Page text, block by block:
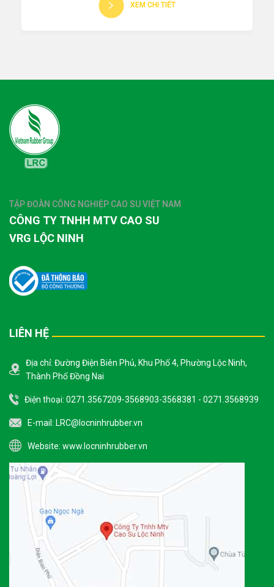
XEM CHI TIẾT
TẬP ĐOÀN CÔNG NGHIỆP CAO SU VIỆT NAM
CÔNG TY TNHH MTV CAO SU
VRG LỘC NINH
LIÊN HỆ
Địa chỉ: Đường Điện Biên Phủ, Khu Phố 4, Phường Lộc Ninh,
Thành Phố Đồng Nai
Điện thoại: 0271.3567209-3568903-3568381 - 0271.3568939
E-mail: LRC@locninhrubber.vn
Website: www.locninhrubber.vn